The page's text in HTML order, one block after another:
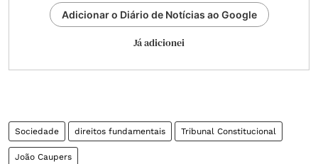
Adicionar o Diário de Notícias ao Google
Já adicionei
Sociedade direitos fundamentais Tribunal Constitucional
João Caupers